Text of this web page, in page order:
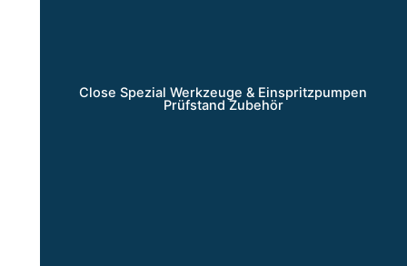
Close Spezial Werkzeuge & Einspritzpumpen
Prüfstand Zubehör